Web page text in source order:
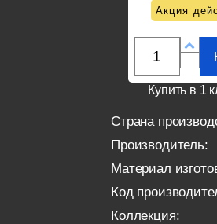
Акция
Купить в 1
Страна
Производитель:
Материал
Код
Коллекция: